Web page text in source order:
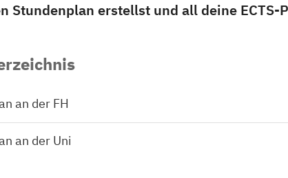
Stundenplan erstellst und all deine ECTS-
an der FH
an der Uni